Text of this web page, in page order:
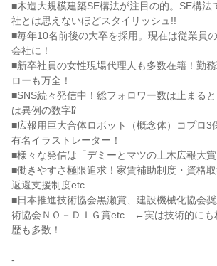
■木造大規模建築SE構法が注目の的。SE構法
社とは思えないほどスタイリッシュ!!
■毎年10名前後の大卒を採用。現在は従業員
会社に！
■新卒社員の女性現場代理人も多数在籍！勤
ローも万全！
■SNS続々発信中！総フォロワー数は止まる
は異例の数字⁉
■広報用巨大合体ロボット（概念体）コプロ3
有名イラストレーター！
■様々な発信は「デミーとマツの土木広報大賞
■働きやすさ極限追求！家賃補助制度・資格
返還支援制度etc…
■日本推進技術協会黒瀬賞、建設機械化協会
術協会ＮＯ－ＤＩＧ賞etc…←実は技術的にも
歴も多数！
-